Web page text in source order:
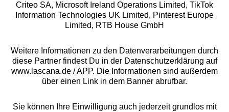
Alle Preise inkl. MwSt., zzgl.
Versandkosten
** Bonität vorausgesetzt, berechtigt zur Bonitätsprüfung
Criteo SA, Microsoft Ireland Operations Limited, TikTok
Information Technologies UK Limited, Pinterest Europe
Limited, RTB House GmbH
Weitere Informationen zu den Datenverarbeitungen durch
diese Partner findest Du in der Datenschutzerklärung auf
www.lascana.de / APP. Die Informationen sind außerdem
über einen Link in dem Banner abrufbar.
Sie können Ihre Einwilligung auch jederzeit grundlos mit